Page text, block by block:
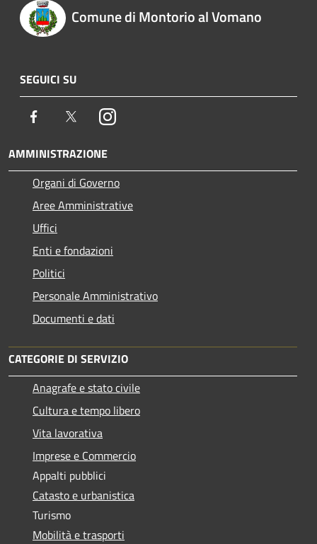
Comune di Montorio al Vomano
SEGUICI SU
Facebook TwitterInstagram
AMMINISTRAZIONE
Organi di Governo
Aree Amministrative
Uffici
Enti e fondazioni
Politici
Personale Amministrativo
Documenti e dati
CATEGORIE DI SERVIZIO
Anagrafe e stato civile
Cultura e tempo libero
Vita lavorativa
Imprese e Commercio
Appalti pubblici
Catasto e urbanistica
Turismo
Mobilità e trasporti